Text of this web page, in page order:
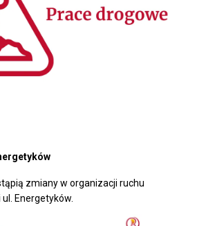
zmiany w organizacji ruchu
Energetyków.